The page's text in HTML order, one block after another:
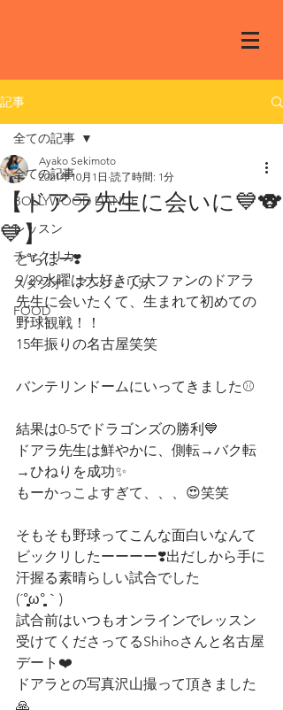
記事
全ての記事
BOLLYWOOD DANCE
レッスン
チャクリカ
スタジオ アンジェリカ
FOOD
全ての記事
【ドアラ先生に会いに💙🐨
💙】
Ayako Sekimoto
2021年10月1日 読了時間: 1分
どらほー❣️
9/29水曜は大好きで大ファンのドアラ
先生に会いたくて、生まれて初めての
野球観戦！！
15年振りの名古屋笑笑
バンテリンドームにいってきました⚾️
結果は0-5でドラゴンズの勝利💙
ドアラ先生は鮮やかに、側転→バク転
→ひねりを成功✨
もーかっこよすぎて、、、😍笑笑
そもそも野球ってこんな面白いなんて
ビックリしたーーーー❣️出だしから手に
汗握る素晴らしい試合でした
(´°̥̥̥̥̥̥̥̥ω°̥̥̥̥̥̥̥̥｀)
試合前はいつもオンラインでレッスン
受けてくださってるShihoさんと名古屋
デート❤️
ドアラとの写真沢山撮って頂きました
🙏